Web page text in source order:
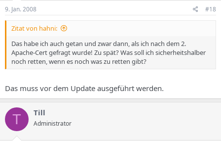
9. Jan. 2008 #18
Zitat von hahni:
Das habe ich auch getan und zwar dann, als ich nach dem 2.
Apache-Cert gefragt wurde! Zu spät? Was soll ich sicherheitshalber
noch retten, wenn es noch was zu retten gibt?
Das muss vor dem Update ausgeführt werden.
T Till
Administrator